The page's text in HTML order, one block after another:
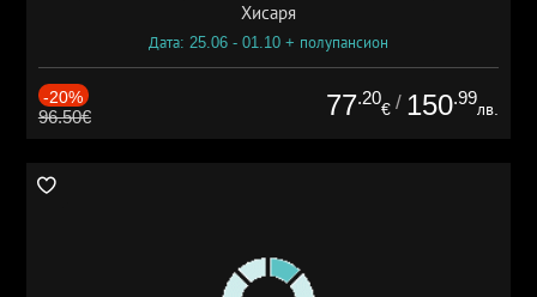
Хисаря
Дата: 25.06 - 01.10 + полупансион
-20%
96.50€ 77.20
€ / 150.99
лв.